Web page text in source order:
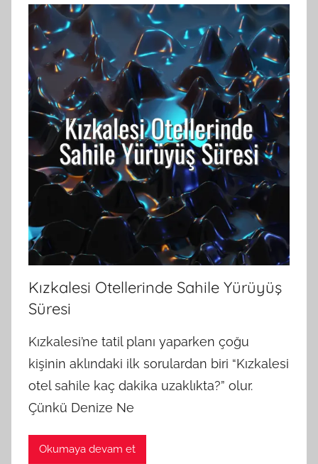
Kızkalesi Otellerinde Sahile Yürüyüş
Süresi
Kızkalesi’ne tatil planı yaparken çoğu
kişinin aklındaki ilk sorulardan biri “Kızkalesi
otel sahile kaç dakika uzaklıkta?” olur.
Çünkü Denize Ne
Okumaya devam et